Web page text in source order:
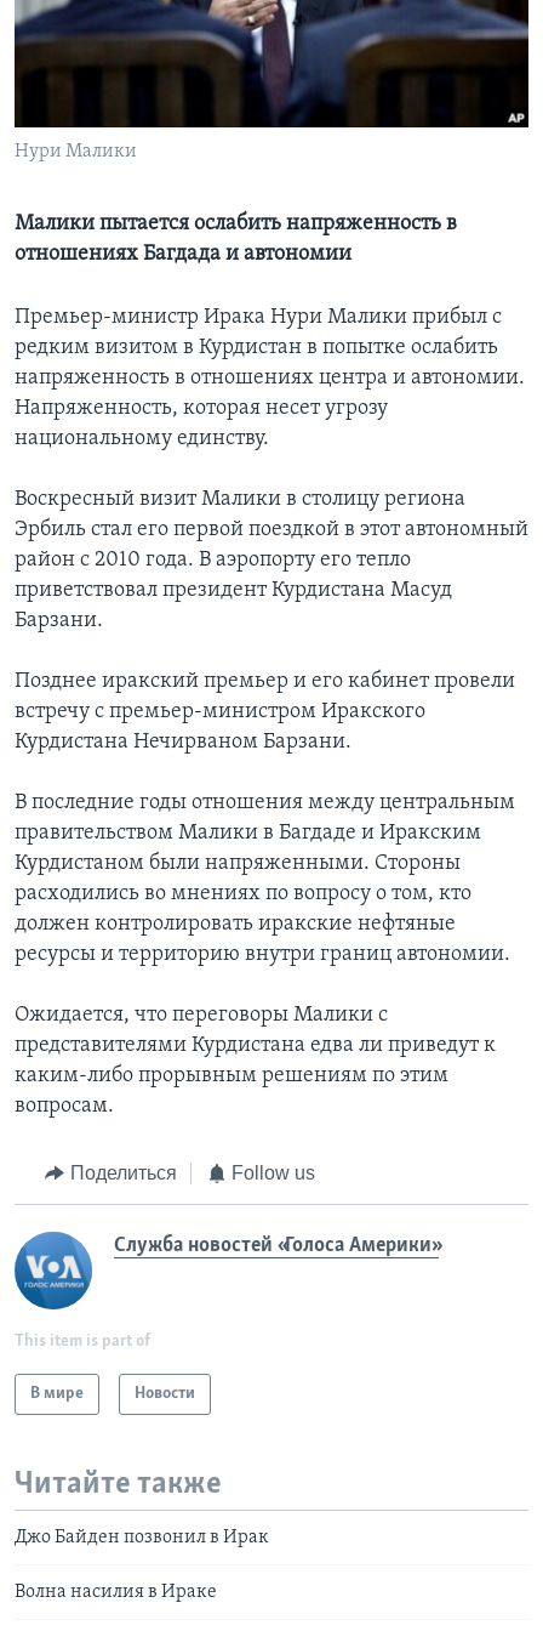
Learning English
Языки
Нури Малики
Малики пытается ослабить напряженность в
отношениях Багдада и автономии
Премьер-министр Ирака Нури Малики прибыл с
редким визитом в Курдистан в попытке ослабить
напряженность в отношениях центра и автономии.
Напряженность, которая несет угрозу
национальному единству.
Воскресный визит Малики в столицу региона
Эрбиль стал его первой поездкой в этот автономный
район с 2010 года. В аэропорту его тепло
приветствовал президент Курдистана Масуд
Барзани.
Позднее иракский премьер и его кабинет провели
встречу с премьер-министром Иракского
Курдистана Нечирваном Барзани.
В последние годы отношения между центральным
правительством Малики в Багдаде и Иракским
Курдистаном были напряженными. Стороны
расходились во мнениях по вопросу о том, кто
должен контролировать иракские нефтяные
ресурсы и территорию внутри границ автономии.
Ожидается, что переговоры Малики с
представителями Курдистана едва ли приведут к
каким-либо прорывным решениям по этим
вопросам.
Поделиться Follow us
Служба новостей «Голоса Америки»
This item is part of
В мире Новости
Читайте также
Джо Байден позвонил в Ирак
Волна насилия в Ираке